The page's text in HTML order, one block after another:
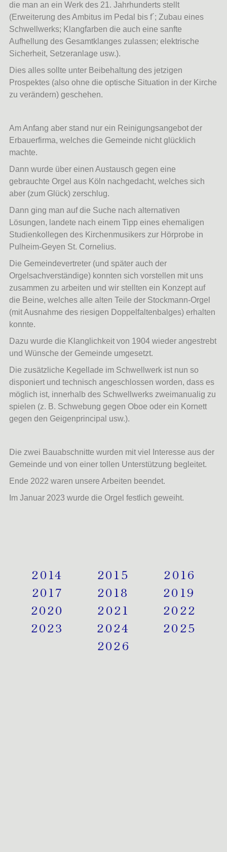
die man an ein Werk des 21. Jahrhunderts stellt
(Erweiterung des Ambitus im Pedal bis f´; Zubau eines
Schwellwerks; Klangfarben die auch eine sanfte
Aufhellung des Gesamtklanges zulassen; elektrische
Sicherheit, Setzeranlage usw.).
Dies alles sollte unter Beibehaltung des jetzigen
Prospektes (also ohne die optische Situation in der Kirche
zu verändern) geschehen.
Am Anfang aber stand nur ein Reinigungsangebot der
Erbauerfirma, welches die Gemeinde nicht glücklich
machte.
Dann wurde über einen Austausch gegen eine
gebrauchte Orgel aus Köln nachgedacht, welches sich
aber (zum Glück) zerschlug.
Dann ging man auf die Suche nach alternativen
Lösungen, landete nach einem Tipp eines ehemaligen
Studienkollegen des Kirchenmusikers zur Hörprobe in
Pulheim-Geyen St. Cornelius.
Die Gemeindevertreter (und später auch der
Orgelsachverständige) konnten sich vorstellen mit uns
zusammen zu arbeiten und wir stellten ein Konzept auf
die Beine, welches alle alten Teile der Stockmann-Orgel
(mit Ausnahme des riesigen Doppelfaltenbalges) erhalten
konnte.
Dazu wurde die Klanglichkeit von 1904 wieder angestrebt
und Wünsche der Gemeinde umgesetzt.
Die zusätzliche Kegellade im Schwellwerk ist nun so
disponiert und technisch angeschlossen worden, dass es
möglich ist, innerhalb des Schwellwerks zweimanualig zu
spielen (z. B. Schwebung gegen Oboe oder ein Kornett
gegen den Geigenprincipal usw.).
Die zwei Bauabschnitte wurden mit viel Interesse aus der
Gemeinde und von einer tollen Unterstützung begleitet.
Ende 2022 waren unsere Arbeiten beendet.
Im Januar 2023 wurde die Orgel festlich geweiht.
2014 2015
2016
2017
2018
2019
2020
2021
2022
2023
2024
2025
2026